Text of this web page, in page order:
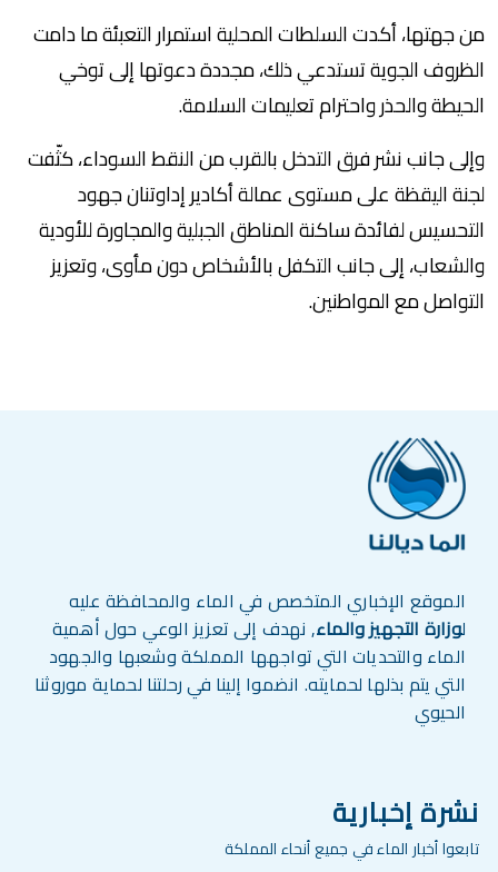
من جهتها، أكدت السلطات المحلية استمرار التعبئة ما دامت
الظروف الجوية تستدعي ذلك، مجددة دعوتها إلى توخي
الحيطة والحذر واحترام تعليمات السلامة.
وإلى جانب نشر فرق التدخل بالقرب من النقط السوداء، كثّفت
لجنة اليقظة على مستوى عمالة أكادير إداوتنان جهود
التحسيس لفائدة ساكنة المناطق الجبلية والمجاورة للأودية
والشعاب، إلى جانب التكفل بالأشخاص دون مأوى، وتعزيز
التواصل مع المواطنين.
الموقع الإخباري المتخصص في الماء والمحافظة عليه
لوزارة التجهيز والماء, نهدف إلى تعزيز الوعي حول أهمية
الماء والتحديات التي تواجهها المملكة وشعبها والجهود
التي يتم بذلها لحمايته. انضموا إلينا في رحلتنا لحماية موروثنا
الحيوي
نشرة إخبارية
تابعوا أخبار الماء في جميع أنحاء المملكة